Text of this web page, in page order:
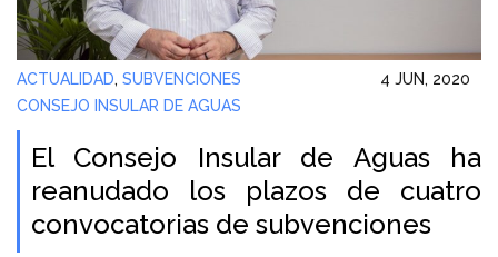
ACTUALIDAD, SUBVENCIONES
4 JUN, 2020
CONSEJO INSULAR DE AGUAS
El Consejo Insular de Aguas ha
reanudado los plazos de cuatro
convocatorias de subvenciones